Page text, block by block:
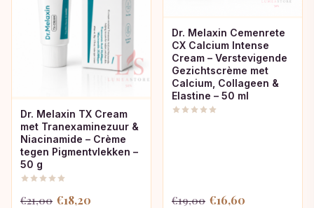
Dr. Melaxin TX Cream
met Tranexaminezuur &
Niacinamide – Crème
tegen Pigmentvlekken –
50 g
€21,00 Oorspronkelijke
€18,20
Dr. Melaxin Cemenrete
CX Calcium Intense
Cream – Verstevigende
Gezichtscrème met
Calcium, Collageen &
Elastine – 50 ml
€19,00 Oorspronkelijke
€16,60